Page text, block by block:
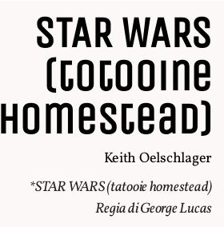
STAR WARS
(totooine
Homestead)
Keith Oelschlager
*STAR WARS (tatooie homestead)
Regia di George Lucas